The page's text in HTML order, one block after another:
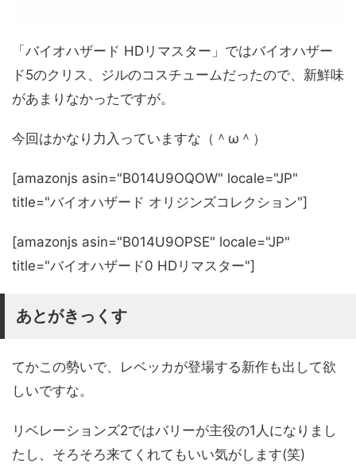
「バイオハザード HDリマスター」ではバイオハザー
ド5のクリス、ジルのコスチュームだったので、新鮮味
があまりなかったですが。
今回はかなり力入っていますな（＾ω＾）
[amazonjs asin="B014U9OQOW" locale="JP"
title="バイオハザード オリジンズコレクション"]
[amazonjs asin="B014U9OPSE" locale="JP"
title="バイオハザード0 HDリマスター"]
あとがきっくす
てかこの勢いで、レベッカが登場する新作も出して欲
しいですな。
リベレーションズ2ではバリーが主役の1人になりまし
たし、そろそろ来てくれてもいい気がします(笑)